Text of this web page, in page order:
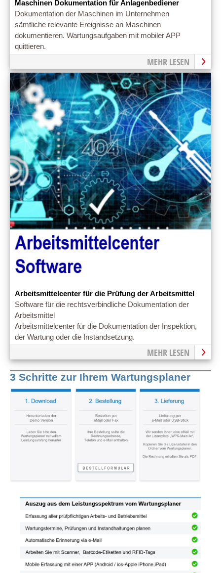
Maschinen Dokumentation für Anlagenbediener
Dokumentation der Maschinen im Unternehmen
sämtliche relevante Ereignisse an Maschinen
dokumentieren. Wartungsaufgaben mit mobiler APP
quittieren.
MEHR LESEN
Arbeitsmittelcenter für die Prüfung der Arbeitsmittel
Software für die rechtsverbindliche Dokumentation der
Arbeitsmittel
Arbeitsmittelcenter für die Dokumentation der Inspektion,
der Wartung oder die Instandsetzung.
MEHR LESEN
3 Schritte zur Ihrem Wartungsplaner